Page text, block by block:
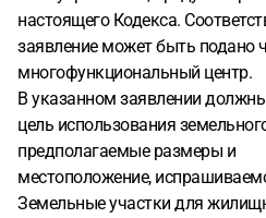
настоящего Кодекса.
заявление может быть подано
многофункциональный центр.
В указанном заявлении
цель использования
предполагаемые размеры и
местоположение,
Земельные участки для